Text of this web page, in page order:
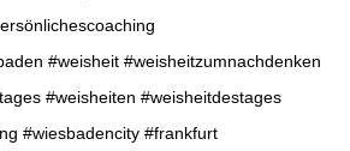
#weisheit #weisheitzumnachdenken
#weisheiten #weisheitdestages
#wiesbadencity #frankfurt